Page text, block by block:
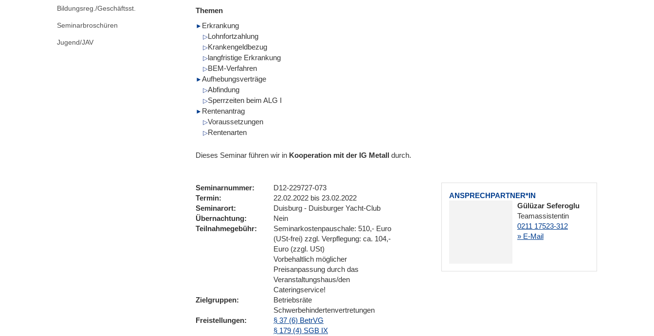
Bildungsreg./Geschäftsst.
Seminarbroschüren
Jugend/JAV
Themen
Erkrankung
Lohnfortzahlung
Krankengeldbezug
langfristige Erkrankung
BEM-Verfahren
Aufhebungsverträge
Abfindung
Sperrzeiten beim ALG I
Rentenantrag
Voraussetzungen
Rentenarten
Dieses Seminar führen wir in Kooperation mit der IG Metall durch.
ANSPRECHPARTNER*IN
Gülüzar Seferoglu
Teamassistentin
0211 17523-312
» E-Mail
Seminarnummer
D12-229727-073
Termin
22.02.2022 bis 23.02.2022
Seminarort
Duisburg - Duisburger Yacht-Club
Übernachtung
Nein
Teilnahmegebühr
Seminarkostenpauschale: 510,- Euro
(USt-frei) zzgl. Verpflegung: ca. 104,-
Euro (zzgl. USt)
Vorbehaltlich möglicher
Preisanpassung durch das
Veranstaltungshaus/den
Cateringservice!
Zielgruppen
Betriebsräte
Schwerbehindertenvertretungen
Freistellungen
§ 37 (6) BetrVG
§ 179 (4) SGB IX